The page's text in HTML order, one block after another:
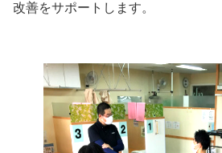
改善をサポートします。